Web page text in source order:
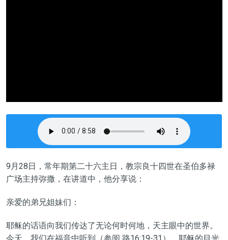
9月 28 日， 常年期第二十六主日 ，教宗良十四世在圣伯多禄
广场主持弥撒，在讲道中，他分享说：
亲爱的弟兄姐妹们：
耶稣的话语向我们传达了无论何时何地， 天主眼中的世界。